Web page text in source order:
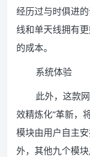
经历过与时俱进
线和单天线拥有
的成本。
系统体验
此外，这款
效精炼化”革新，
模块由用户自主
外，其他九个模